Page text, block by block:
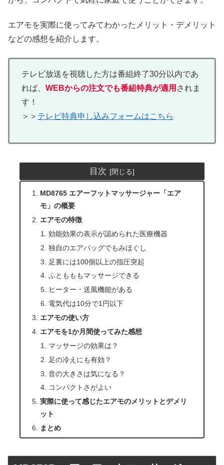
エアモを実際に使ってみてわかったメリット・デメリット
などの感想を紹介します。
テレビ放送を視聴した方は番組終了30分以内であ
れば、 WEBからの注文でも番組特典が適用 されま
す！
＞＞ テレビ特典申し込みフォームはこちら
目次
MD8765 エアーフットマッサージャー「エア
モ」の概要
エアモの特徴
効能効果の表示が認められた医療機器
独自のエアバッグでもみほぐし
足裏には100個以上の指圧突起
ふともももマッサージできる
ヒーター・送風機能がある
電気代は10分で1円以下
エアモの使い方
エアモを1か月間使ってみた感想
マッサージの効果は？
足の冷えにも有効？
音の大きさは気になる？
コンパクトさがよい
実際に使って感じたエアモのメリットとデメリ
ット
まとめ